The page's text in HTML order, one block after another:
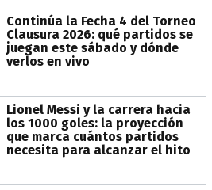
Continúa la Fecha 4 del Torneo
Clausura 2026: qué partidos se
juegan este sábado y dónde
verlos en vivo
Lionel Messi y la carrera hacia
los 1000 goles: la proyección
que marca cuántos partidos
necesita para alcanzar el hito